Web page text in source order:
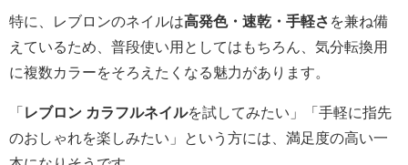
特に、レブロンのネイルは高発色・速乾・手軽さ を兼ね備
えているため、普段使い用としてはもちろん、気分転換用
に複数カラーをそろえたくなる魅力があります。
「 レブロン カラフルネイルを試してみたい」「手軽に指先
のおしゃれを楽しみたい」という方には、満足度の高い一